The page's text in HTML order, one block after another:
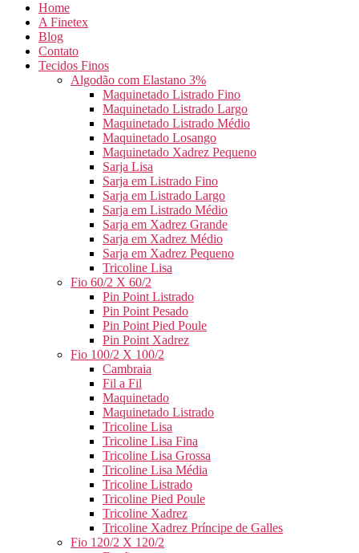
Home
A Finetex
Blog
Contato
Tecidos Finos
Algodão com Elastano 3%
Maquinetado Listrado Fino
Maquinetado Listrado Largo
Maquinetado Listrado Médio
Maquinetado Losango
Maquinetado Xadrez Pequeno
Sarja Lisa
Sarja em Listrado Fino
Sarja em Listrado Largo
Sarja em Listrado Médio
Sarja em Xadrez Grande
Sarja em Xadrez Médio
Sarja em Xadrez Pequeno
Tricoline Lisa
Fio 60/2 X 60/2
Pin Point Listrado
Pin Point Pesado
Pin Point Pied Poule
Pin Point Xadrez
Fio 100/2 X 100/2
Cambraia
Fil a Fil
Maquinetado
Maquinetado Listrado
Tricoline Lisa
Tricoline Lisa Fina
Tricoline Lisa Grossa
Tricoline Lisa Média
Tricoline Listrado
Tricoline Pied Poule
Tricoline Xadrez
Tricoline Xadrez Príncipe de Galles
Fio 120/2 X 120/2